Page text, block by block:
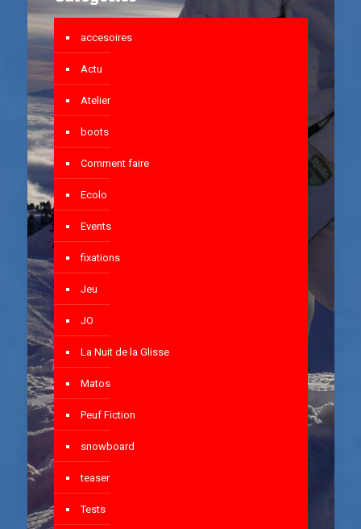
accesoires
Actu
Atelier
boots
Comment faire
Ecolo
Events
fixations
Jeu
JO
La Nuit de la Glisse
Matos
Peuf Fiction
snowboard
teaser
Tests